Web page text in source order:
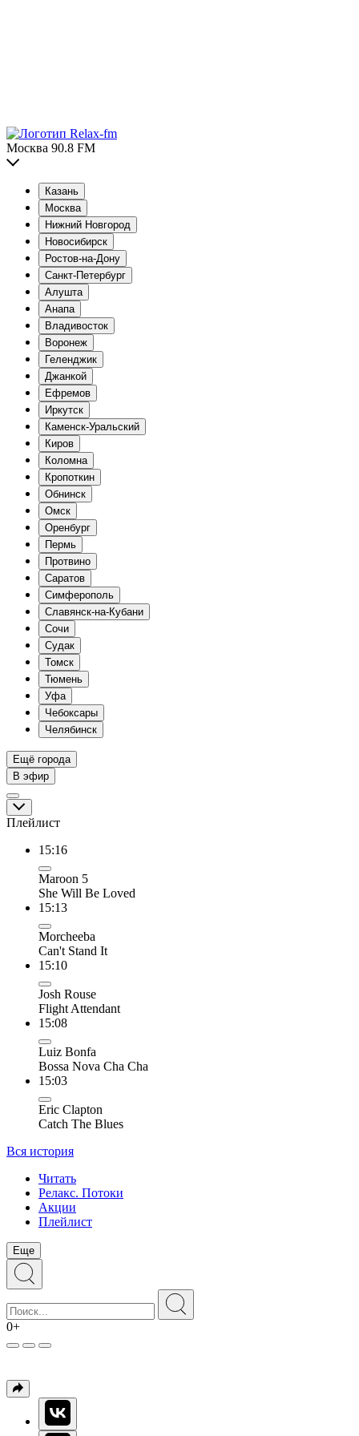
Москва 90.8 FM
Казань
Москва
Нижний Новгород
Новосибирск
Ростов-на-Дону
Санкт-Петербург
Алушта
Анапа
Владивосток
Воронеж
Геленджик
Джанкой
Ефремов
Иркутск
Каменск-Уральский
Киров
Коломна
Кропоткин
Обнинск
Омск
Оренбург
Пермь
Протвино
Саратов
Симферополь
Славянск-на-Кубани
Сочи
Судак
Томск
Тюмень
Уфа
Чебоксары
Челябинск
Ещё города
В эфир
Плейлист
15:16
Maroon 5
She Will Be Loved
15:13
Morcheeba
Can't Stand It
15:10
Josh Rouse
Flight Attendant
15:08
Luiz Bonfa
Bossa Nova Cha Cha
15:03
Eric Clapton
Catch The Blues
Вся история
Читать
Релакс. Потоки
Акции
Плейлист
Еще
0+